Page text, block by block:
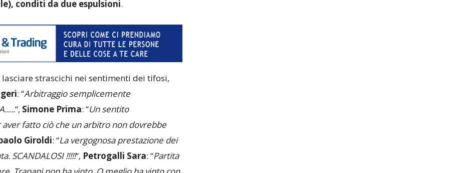
conditi da due espulsioni.
strascichi nei sentimenti dei tifosi,
: “Arbitraggio semplicemente
“, Simone Prima: “Un sentito
fatto ciò che un arbitro non dovrebbe
Giroldi: “La vergognosa prestazione dei
SCANDALOSI !!!!!“, Petrogalli Sara: “Partita